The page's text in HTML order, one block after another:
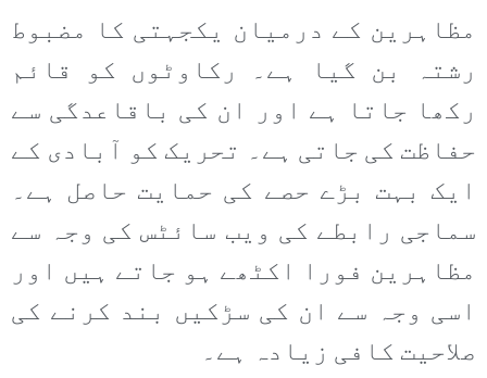
مظاہرین کے درمیان یکجہتی کا مضبوط
رشتہ بن گیا ہے۔ رکاوٹوں کو قائم
رکھا جاتا ہے اور ان کی باقاعدگی سے
حفاظت کی جاتی ہے۔ تحریک کو آبادی کے
ایک بہت بڑے حصے کی حمایت حاصل ہے۔
سماجی رابطے کی ویب سائٹس کی وجہ سے
مظاہرین فورا اکٹھے ہو جاتے ہیں اور
اسی وجہ سے ان کی سڑکیں بند کرنے کی
صلاحیت کافی زیادہ ہے۔